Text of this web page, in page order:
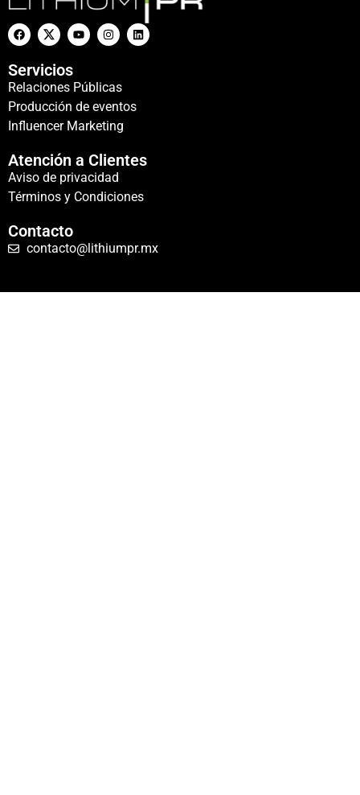
Servicios
Relaciones Públicas
Producción de eventos
Influencer Marketing
Atención a Clientes
Aviso de privacidad
Términos y Condiciones
Contacto
contacto@lithiumpr.mx